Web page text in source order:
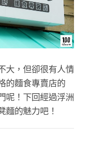
大，但卻很有人情
的麵食專賣店的
呢！下回經過浮洲
麵的魅力吧！